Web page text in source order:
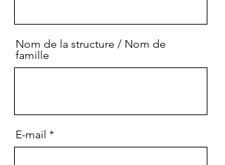
Nom de la structure / Nom de
famille
E-mail